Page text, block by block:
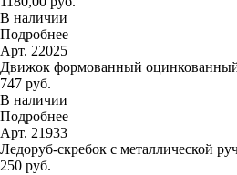
В наличии
Подробнее
Арт. 22025
Движок формованный
747 руб.
В наличии
Подробнее
Арт. 21933
Ледоруб-скребок с металлической
250 руб.